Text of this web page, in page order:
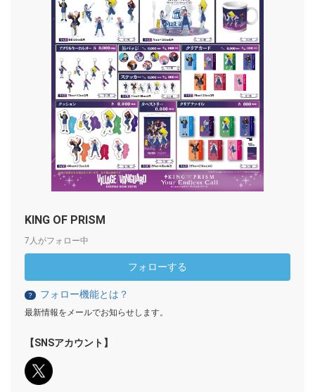
KING OF PRISM
7人がフォロー中
フォローする
？ フォロー機能とは？
最新情報をメールでお知らせします。
【SNSアカウント】